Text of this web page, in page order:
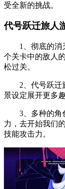
受全新的挑战。
代号跃迁旅人
1、彻底的消灭
个关卡中的敌人
松过关。
2、代号跃迁旅
景设定展开更多趣
3、多种的角色
力，去开始我们
技能攻击力。